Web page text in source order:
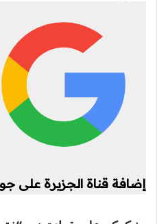
إضافة قناة الجزيرة على